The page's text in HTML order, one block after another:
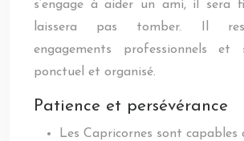
s’engage à aider un ami, il sera
laissera pas tomber. Il
engagements professionnels et
ponctuel et organisé.
Patience et persévérance
Les Capricornes sont capables